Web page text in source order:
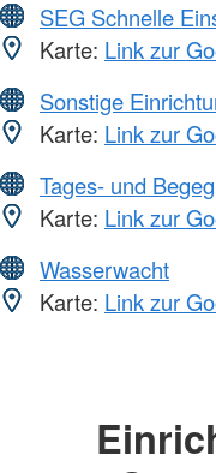
SEG Schnelle
Karte: Link zur
Sonstige
Karte: Link zur
Tages- und
Karte: Link zur
Wasserwacht
Karte: Link zur